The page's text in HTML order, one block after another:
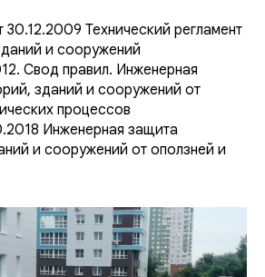
Технический регламент
и сооружений
Свод правил. Инженерная
зданий и сооружений от
процессов
Инженерная защита
и сооружений от оползней и